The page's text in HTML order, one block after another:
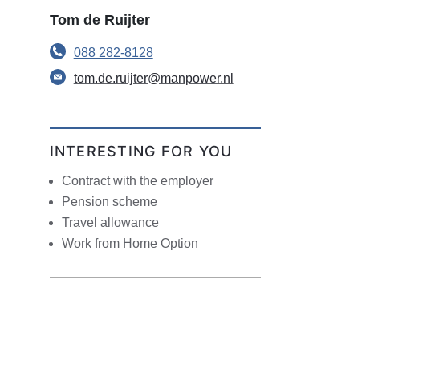
Tom de Ruijter
088 282-8128
tom.de.ruijter@manpower.nl
INTERESTING FOR YOU
Contract with the employer
Pension scheme
Travel allowance
Work from Home Option